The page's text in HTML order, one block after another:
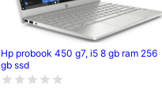
Hp probook 450 g7, i5 8 gb ram 256
gb ssd